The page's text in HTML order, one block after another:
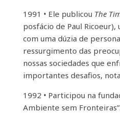
1991 • Ele publicou The
posfácio de Paul
com uma dúzia de
ressurgimento das
nossas sociedades que
importantes desafios,
1992 • Participou na
Ambiente sem Fronteiras”.